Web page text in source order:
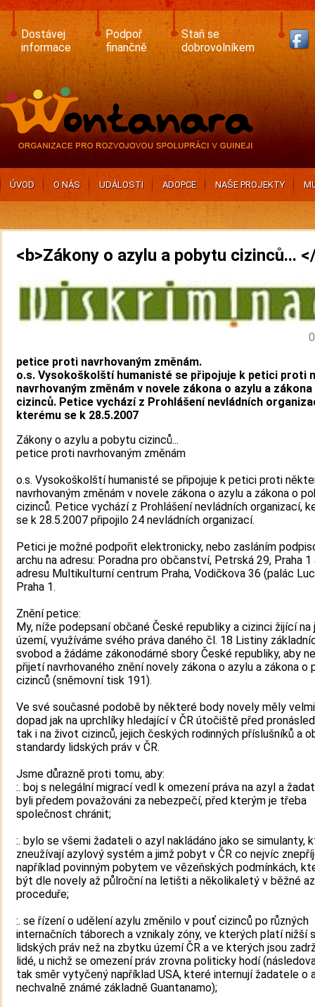
Skip
main
content
Dostávej
informace
Podpoř
finančně
Staň se
dobrovolníkem
ÚVOD O NÁS UDÁLOSTI ADOPCE NAŠE PROJEKTY
<b>Zákony o azylu a pobytu cizinců...
petice proti navrhovaným změnám.
o.s. Vysokoškolští humanisté se připojuje k petici proti
navrhovaným změnám v novele zákona o azylu a
cizinců. Petice vychází z Prohlášení nevládních
kterému se k 28.5.2007
Zákony o azylu a pobytu cizinců...
petice proti navrhovaným změnám
o.s. Vysokoškolští humanisté se připojuje k petici proti
navrhovaným změnám v novele zákona o azylu a zákona o
cizinců. Petice vychází z Prohlášení nevládních organizací,
se k 28.5.2007 připojilo 24 nevládních organizací.
Petici je možné podpořit elektronicky, nebo zasláním
archu na adresu: Poradna pro občanství, Petrská 29, Praha 1
adresu Multikulturní centrum Praha, Vodičkova 36 (palác
Praha 1.
Znění petice:
My, níže podepsaní občané České republiky a cizinci žijící na
území, využíváme svého práva daného čl. 18 Listiny
svobod a žádáme zákonodárné sbory České republiky, aby
přijetí navrhovaného znění novely zákona o azylu a zákona o
cizinců (sněmovní tisk 191).
Ve své současné podobě by některé body novely měly
dopad jak na uprchlíky hledající v ČR útočiště před
tak i na život cizinců, jejich českých rodinných příslušníků a
standardy lidských práv v ČR.
Jsme důrazně proti tomu, aby:
:. boj s nelegální migrací vedl k omezení práva na azyl a
byli předem považováni za nebezpečí, před kterým je třeba
společnost chránit;
:. bylo se všemi žadateli o azyl nakládáno jako se simulanty,
zneužívají azylový systém a jimž pobyt v ČR co nejvíc
například povinným pobytem ve vězeňských podmínkách,
být dle novely až půlroční na letišti a několikaletý v běžné
proceduře;
:. se řízení o udělení azylu změnilo v pouť cizinců po různých
internačních táborech a vznikaly zóny, ve kterých platí nižší
lidských práv než na zbytku území ČR a ve kterých jsou
lidé, u nichž se omezení práv zrovna politicky hodí
tak směr vytyčený například USA, které internují žadatele o
nechvalně známé základně Guantanamo);